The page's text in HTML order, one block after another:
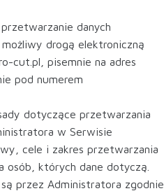
danych
drogą elektroniczną
cut.pl, pisemnie na adres
pod numerem
dotyczące przetwarzania
w Serwisie
cele i zakres przetwarzania
osób, których dane dotyczą.
przez Administratora zgodnie